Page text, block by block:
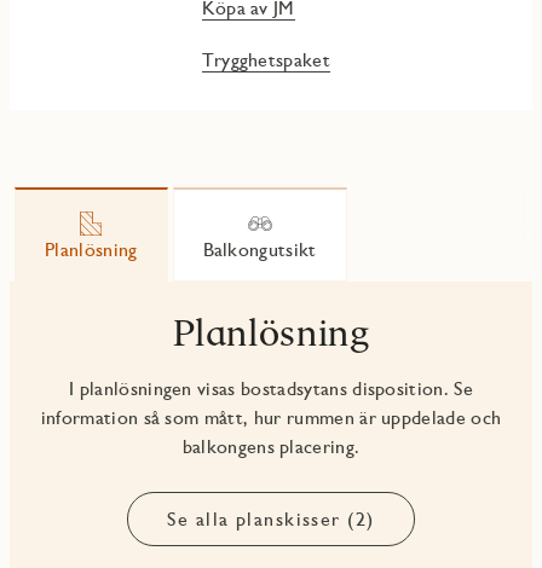
Köpa av JM
Trygghetspaket
Planlösning Balkongutsikt
Planlösning
I planlösningen visas bostadsytans disposition. Se
information så som mått, hur rummen är uppdelade och
balkongens placering.
Se alla planskisser (2)